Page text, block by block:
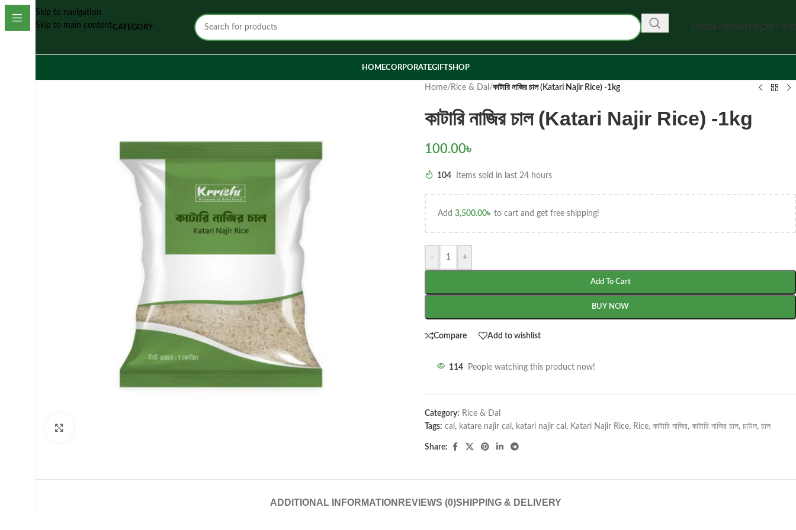
Skip to navigation
Skip to main contentCATEGORY LOGIN / REGISTER 0 /
HOMECORPORATEGIFTSHOP
Home/ Rice & Dal /কাটারি নাজির চাল (Katari Najir Rice) -1kg
কাটারি নাজির চাল (Katari Najir Rice) -1kg
100.00৳
104 Items sold in last 24 hours
Add 3,500.00৳ to cart and get free shipping!
- +
Add To Cart
BUY NOW
Compare Add to wishlist
114 People watching this product now!
Category: Rice & Dal
Tags: cal , katare najir cal , katari najir cal , Katari Najir Rice, Rice, কাটারি নাজির, কাটারি নাজির চাল, চাউল, চাল
Share:
ADDITIONAL INFORMATION REVIEWS (0)SHIPPING & DELIVERY